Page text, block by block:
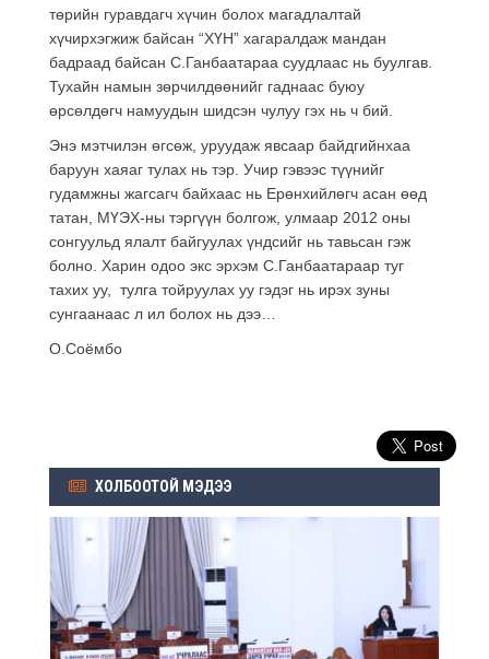
төрийн гуравдагч хүчин болох магадлалтай
хүчирхэгжиж байсан “ХҮН” хагаралдаж мандан
бадраад байсан С.Ганбаатараа суудлаас нь буулгав.
Тухайн намын зөрчилдөөнийг гаднаас буюу
өрсөлдөгч намуудын шидсэн чулуу гэх нь ч бий.
Энэ мэтчилэн өгсөж, уруудаж явсаар байдгийнхаа
баруун хаяаг тулах нь тэр. Учир гэвээс түүнийг
гудамжны жагсагч байхаас нь Ерөнхийлөгч асан өөд
татан, МҮЭХ-ны тэргүүн болгож, улмаар 2012 оны
сонгуульд ялалт байгуулах үндсийг нь тавьсан гэж
болно. Харин одоо экс эрхэм С.Ганбаатараар туг
тахих уу, тулга тойруулах уу гэдэг нь ирэх зуны
сунгаанаас л ил болох нь дээ…
О.Соёмбо
ХОЛБООТОЙ МЭДЭЭ